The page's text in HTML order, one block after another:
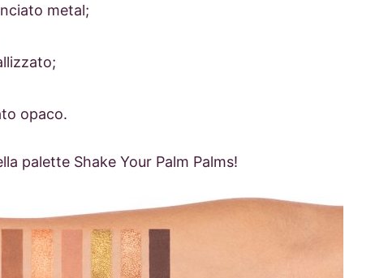
metal;
opaco.
palette Shake Your Palm Palms!